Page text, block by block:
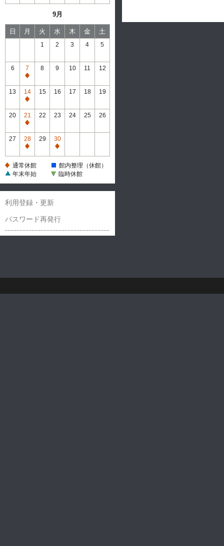
館
館
9月
日 月 火 水 木 金 土
1 2 3 4 5
6
7
通
常
休
館
8 9 10 11 12
13
14
通
常
休
館
15 16 17 18 19
20
21
通
常
休
館
22 23 24 25 26
27
28
通
休
29
30
通
休
通常休館
館内整理（休館）
年末年始
臨時休館
利用登録・更新
パスワード再発行